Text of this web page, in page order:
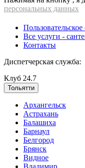
персональных данных
Все услуги -
Контакты
Диспетчерская служба:
Клуб 24.7
Тольятти
Архангельск
Астрахань
Балашиха
Барнаул
Белгород
Брянск
Видное
Владимир